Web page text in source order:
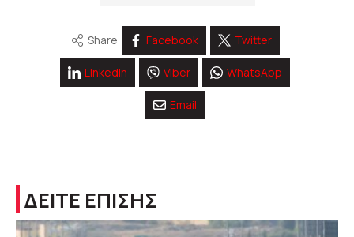
Share Facebook Twitter
Linkedin Viber WhatsApp
Email
ΔΕΙΤΕ ΕΠΙΣΗΣ